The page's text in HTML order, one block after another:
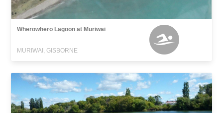
Wherowhero Lagoon at Muriwai
MURIWAI, GISBORNE